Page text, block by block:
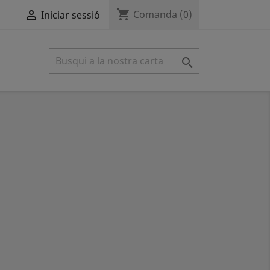
 Iniciar sessió shopping_cart Comanda (0)
